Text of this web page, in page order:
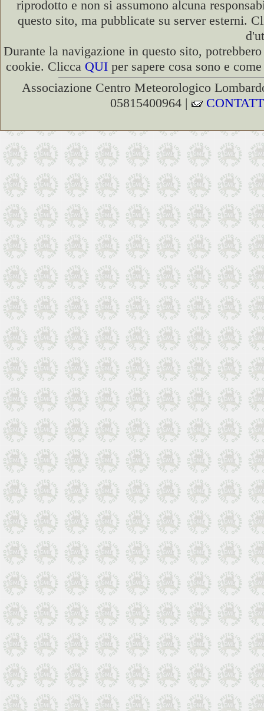
riprodotto e non si assumono alcuna
questo sito, ma pubblicate su server esterni.
Durante la navigazione in questo sito,
cookie. Clicca QUI per sapere cosa sono e
Associazione Centro Meteorologico
05815400964 |